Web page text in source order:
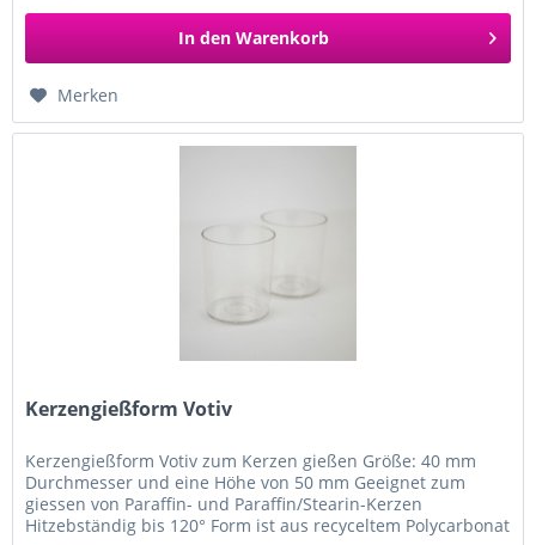
In den Warenkorb
Merken
Kerzengießform Votiv
Kerzengießform Votiv zum Kerzen gießen Größe: 40 mm
Durchmesser und eine Höhe von 50 mm Geeignet zum
giessen von Paraffin- und Paraffin/Stearin-Kerzen
Hitzebständig bis 120° Form ist aus recyceltem Polycarbonat